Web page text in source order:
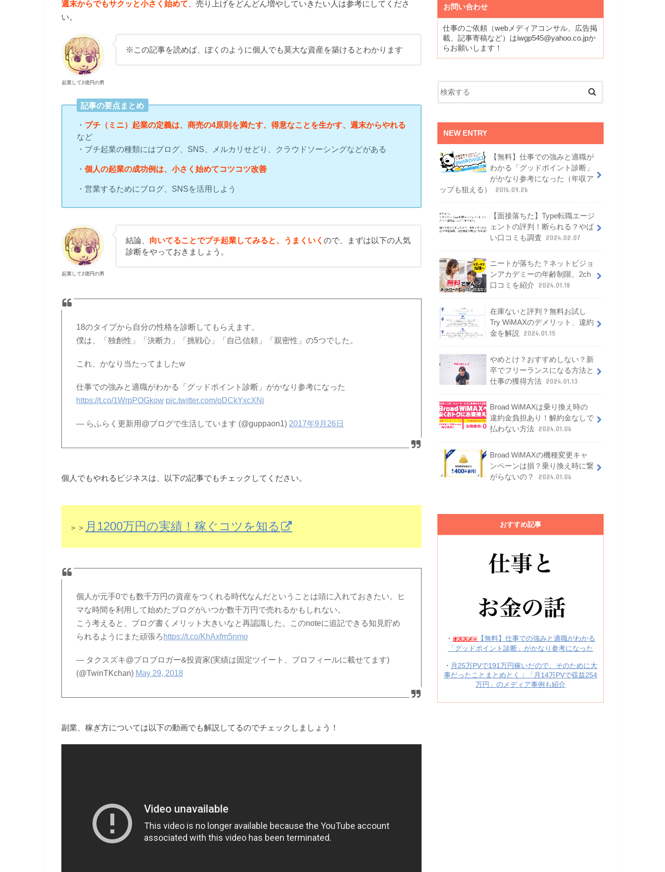
週末からでもサクッと小さく始めて 、売り上げをどんどん増やしていきたい人は参考にしてくださ
い。
起業して2億円の男
※この記事を読めば、ぼくのように個人でも莫大な資産を築けるとわかります
記事の要点まとめ
・ プチ（ミニ）起業の定義は、商売の4原則を満たす、得意なことを生かす、週末からやれる
など
・プチ起業の種類にはブログ、SNS、メルカリせどり、クラウドソーシングなどがある
・個人の起業の成功例は、小さく始めてコツコツ改善
・営業するためにブログ、SNSを活用しよう
起業して2億円の男
結論、 向いてることでプチ起業してみると、うまくいくので、まずは以下の人気
診断をやっておきましょう。
18のタイプから自分の性格を診断してもらえます。
僕は、「独創性」「決断力」「挑戦心」「自己信頼」「親密性」の5つでした。
これ、かなり当たってましたw
仕事での強みと適職がわかる「グッドポイント診断」がかなり参考になった
https://t.co/1WrpPOGkow pic.twitter.com/oDCkYxcXNi
— らふらく更新用@ブログで生活しています (@guppaon1) 2017年9月26日
個人でもやれるビジネスは、以下の記事でもチェックしてください。
＞＞ 月1200万円の実績！稼ぐコツを知る
個人が元手0でも数千万円の資産をつくれる時代なんだということは頭に入れておきたい。ヒ
マな時間を利用して始めたブログがいつか数千万円で売れるかもしれない。
こう考えると、ブログ書くメリット大きいなと再認識した。このnoteに追記できる知見貯め
られるようにまた頑張ろ https://t.co/KhAxfm5nmo
— タクスズキ@プロブロガー&投資家(実績は固定ツイート、プロフィールに載せてます)
(@TwinTKchan) May 29, 2018
副業、稼ぎ方については以下の動画でも解説してるのでチェックしましょう！
お問い合わせ
仕事のご依頼（webメディアコンサル、広告掲
載、記事寄稿など）はiwgp545@yahoo.co.jpか
らお願いします！
NEW ENTRY
【無料】仕事での強みと適職が
わかる「グッドポイント診断」
がかなり参考になった（年収ア
ップも狙える）
2016.09.26
【面接落ちた】Type転職エージ
ェントの評判！断られる？やば
い口コミも調査
2024.02.07
ニートが落ちた？ネットビジョ
ンアカデミーの年齢制限、2ch
口コミを紹介
2024.01.18
在庫ないと評判？無料お試し
Try WiMAXのデメリット、違約
金を解説
2024.01.15
やめとけ？おすすめしない？新
卒でフリーランスになる方法と
仕事の獲得方法 2024.01.13
Broad WiMAXは乗り換え時の
違約金負担あり！解約金なしで
払わない方法 2024.01.06
Broad WiMAXの機種変更キャ
ンペーンは損？乗り換え時に繋
がらないの？
2024.01.06
おすすめ記事
・ オススメ＞
【無料】仕事での強みと適職がわかる
「グッドポイント診断」がかなり参考になった
・ 月25万PVで191万円稼いだので、そのために大
事だったことまとめとく：「月14万PVで収益254
万円」のメディア事例も紹介